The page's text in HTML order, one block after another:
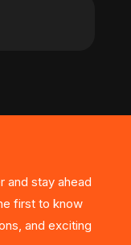
and stay ahead
first to know
and exciting